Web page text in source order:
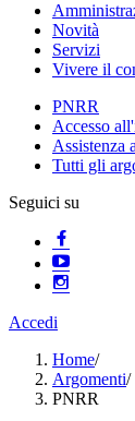
Novità
Servizi
Vivere il
PNRR
Accesso
Assistenza
Tutti gli
Seguici su
Accedi
Home/
Argomenti/
PNRR